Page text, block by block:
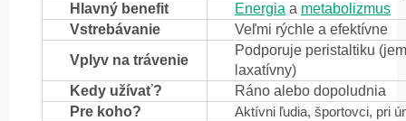
Hlavný benefit
Energia a metabolizmus
Vstrebávanie
Veľmi rýchle a efektívne
Vplyv na trávenie
Podporuje peristaltiku
laxatívny)
Kedy užívať?
Ráno alebo dopoludnia
Pre koho?
Aktívni ľudia, športovci, pri